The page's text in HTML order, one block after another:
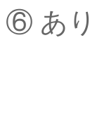
⑥ あ